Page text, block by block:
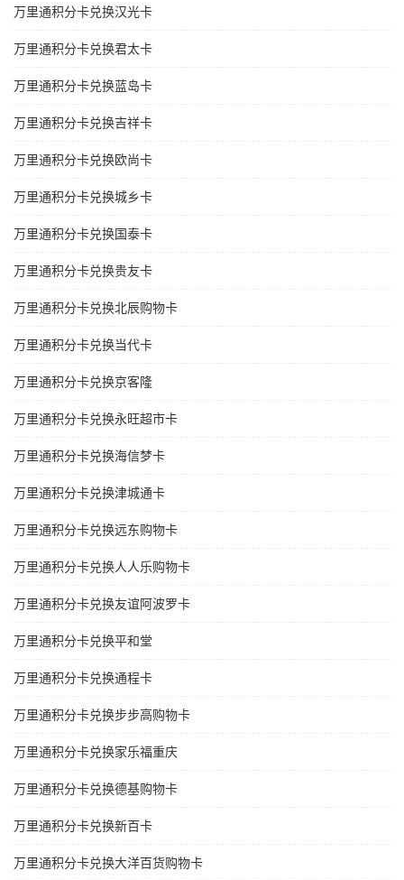
万里通积分卡兑换汉光卡
万里通积分卡兑换君太卡
万里通积分卡兑换蓝岛卡
万里通积分卡兑换吉祥卡
万里通积分卡兑换欧尚卡
万里通积分卡兑换城乡卡
万里通积分卡兑换国泰卡
万里通积分卡兑换贵友卡
万里通积分卡兑换北辰购物卡
万里通积分卡兑换当代卡
万里通积分卡兑换京客隆
万里通积分卡兑换永旺超市卡
万里通积分卡兑换海信梦卡
万里通积分卡兑换津城通卡
万里通积分卡兑换远东购物卡
万里通积分卡兑换人人乐购物卡
万里通积分卡兑换友谊阿波罗卡
万里通积分卡兑换平和堂
万里通积分卡兑换通程卡
万里通积分卡兑换步步高购物卡
万里通积分卡兑换家乐福重庆
万里通积分卡兑换德基购物卡
万里通积分卡兑换新百卡
万里通积分卡兑换大洋百货购物卡